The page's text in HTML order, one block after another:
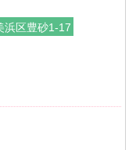
浜区豊砂1-17